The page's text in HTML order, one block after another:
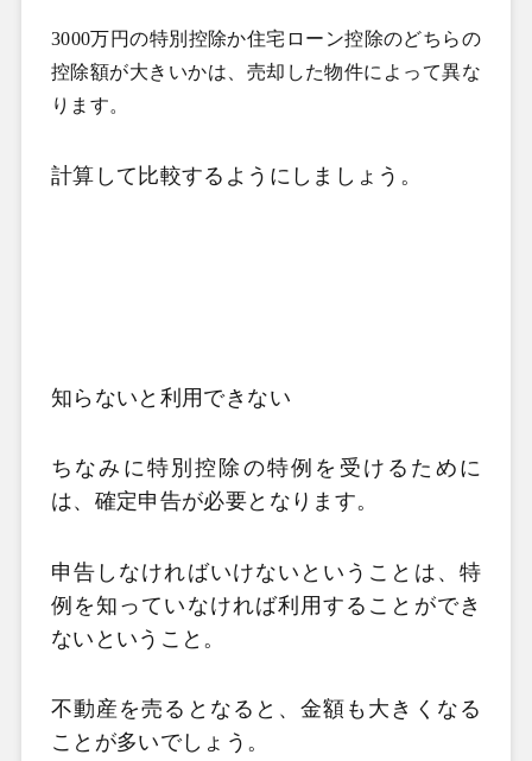
3000万円の特別控除か住宅ローン控除のどちらの
控除額が大きいかは、売却した物件によって異な
ります。
計算して比較するようにしましょう。
知らないと利用できない
ちなみに特別控除の特例を受けるために
は、確定申告が必要となります。
申告しなければいけないということは、特
例を知っていなければ利用することができ
ないということ。
不動産を売るとなると、金額も大きくなる
ことが多いでしょう。